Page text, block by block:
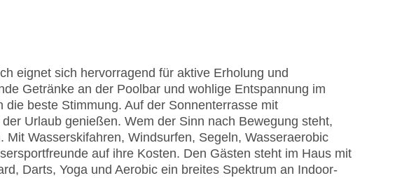
eignet sich hervorragend für aktive Erholung und
Getränke an der Poolbar und wohlige Entspannung im
beste Stimmung. Auf der Sonnenterrasse mit
Urlaub genießen. Wem der Sinn nach Bewegung steht,
Mit Wasserskifahren, Windsurfen, Segeln, Wasseraerobic
auf ihre Kosten. Den Gästen steht im Haus mit
Darts, Yoga und Aerobic ein breites Spektrum an Indoor-